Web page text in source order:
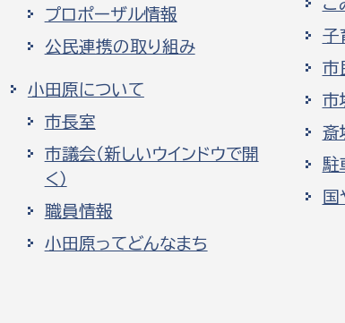
プロポーザル情報
公民連携の取り組み
小田原について
市長室
市議会（新しいウインドウで開
く）
職員情報
小田原ってどんなまち
子
市
市
斎
駐
国